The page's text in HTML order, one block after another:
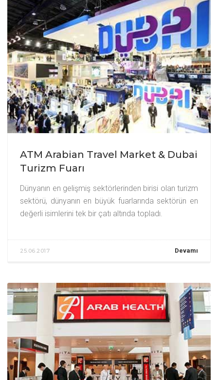
ATM Arabian Travel Market & Dubai
Turizm Fuarı
Dünyanın en gelişmiş sektörlerinden birisi olan turizm
sektörü, dünyanın en büyük fuarlarında sektörün en
değerli isimlerini tek bir çatı altında topladı.
25.06.2017 Devamı